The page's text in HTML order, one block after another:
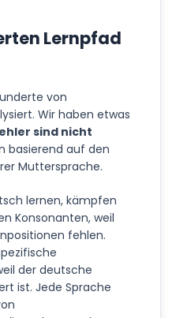
Lernpfad
von
Wir haben etwas
sind nicht
basierend auf den
Muttersprache.
lernen, kämpfen
Konsonanten, weil
fehlen.
der deutsche
ist. Jede Sprache